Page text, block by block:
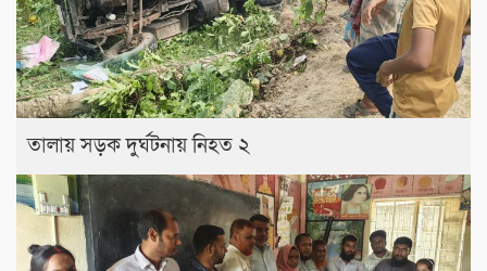
তালায় সড়ক দুর্ঘটনায় নিহত ২